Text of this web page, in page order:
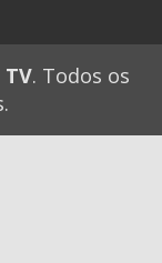
TV. Todos os